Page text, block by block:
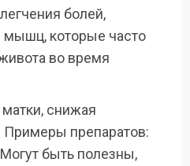
болей,
которые часто
во время
снижая
Примеры препаратов:
быть полезны,